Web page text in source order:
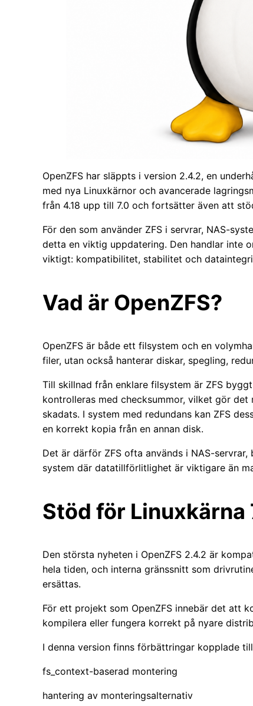
OpenZFS har släppts i version 2.4.2, en
med nya Linuxkärnor och avancerade
från 4.18 upp till 7.0 och fortsätter även att
För den som använder ZFS i servrar, NAS-
detta en viktig uppdatering. Den handlar inte
viktigt: kompatibilitet, stabilitet och
Vad är OpenZFS?
OpenZFS är både ett filsystem och en
filer, utan också hanterar diskar, spegling,
Till skillnad från enklare filsystem är ZFS
kontrolleras med checksummor, vilket gör
skadats. I system med redundans kan ZFS
en korrekt kopia från en annan disk.
Det är därför ZFS ofta används i NAS-
system där datatillförlitlighet är viktigare än
Stöd för Linuxkärna
Den största nyheten i OpenZFS 2.4.2 är
hela tiden, och interna gränssnitt som
ersättas.
För ett projekt som OpenZFS innebär det att
kompilera eller fungera korrekt på nyare
I denna version finns förbättringar kopplade
fs_context-baserad montering
hantering av monteringsalternativ